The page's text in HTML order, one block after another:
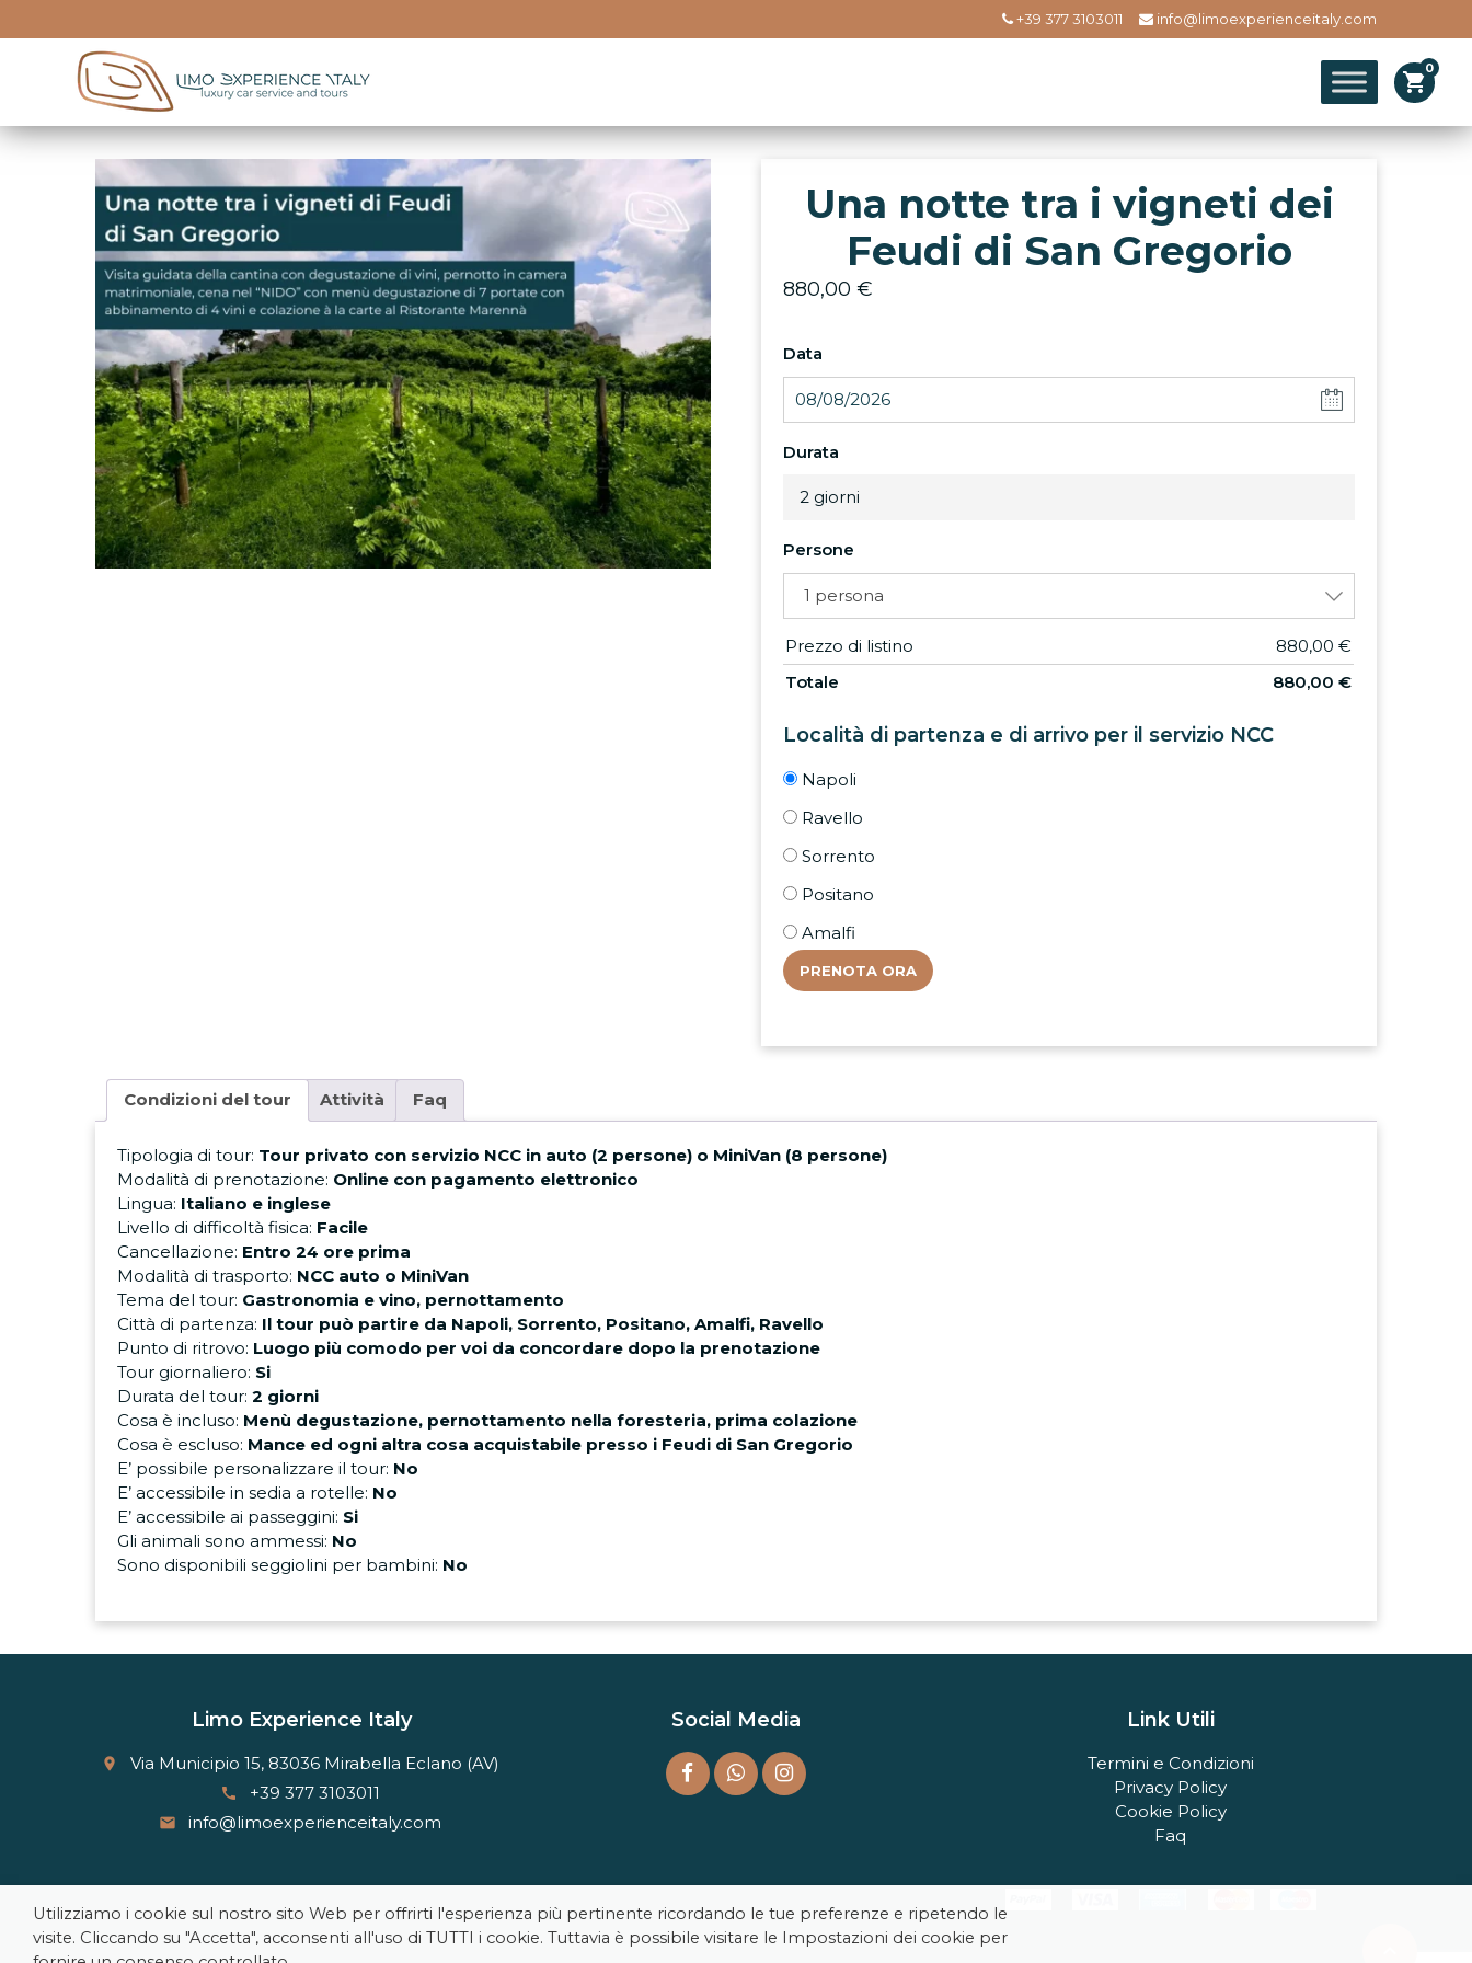
+39 377 3103011 info@limoexperienceitaly.com
shopping_cart
0
Una notte tra i vigneti dei
Feudi di San Gregorio
880,00€
Data
Durata
2 giorni
Persone
1 persona
Prezzo di listino 880,00€
Totale
880,00€
Località di partenza e di arrivo per il servizio NCC
Napoli
Ravello
Sorrento
Positano
Amalfi
PRENOTA ORA
Condizioni del tour Attività Faq
Tipologia di tour: Tour privato con servizio NCC in auto (2 persone) o MiniVan (8 persone)
Modalità di prenotazione: Online con pagamento elettronico
Lingua: Italiano e inglese
Livello di difficoltà fisica: Facile
Cancellazione: Entro 24 ore prima
Modalità di trasporto: NCC auto o MiniVan
Tema del tour: Gastronomia e vino, pernottamento
Città di partenza: Il tour può partire da Napoli, Sorrento, Positano, Amalfi, Ravello
Punto di ritrovo: Luogo più comodo per voi da concordare dopo la prenotazione
Tour giornaliero: Si
Durata del tour: 2 giorni
Cosa è incluso: Menù degustazione, pernottamento nella foresteria, prima colazione
Cosa è escluso: Mance ed ogni altra cosa acquistabile presso i Feudi di San Gregorio
E’ possibile personalizzare il tour: No
E’ accessibile in sedia a rotelle: No
E’ accessibile ai passeggini: Si
Gli animali sono ammessi: No
Sono disponibili seggiolini per bambini: No
Limo Experience Italy
place Via Municipio 15, 83036 Mirabella Eclano (AV)
call +39 377 3103011
email info@limoexperienceitaly.com
Social Media Link Utili
Termini e Condizioni
Privacy Policy
Cookie Policy
Faq
Utilizziamo i cookie sul nostro sito Web per offrirti l'esperienza più pertinente ricordando le tue preferenze e ripetendo le
visite. Cliccando su "Accetta", acconsenti all'uso di TUTTI i cookie. Tuttavia è possibile visitare le Impostazioni dei cookie per